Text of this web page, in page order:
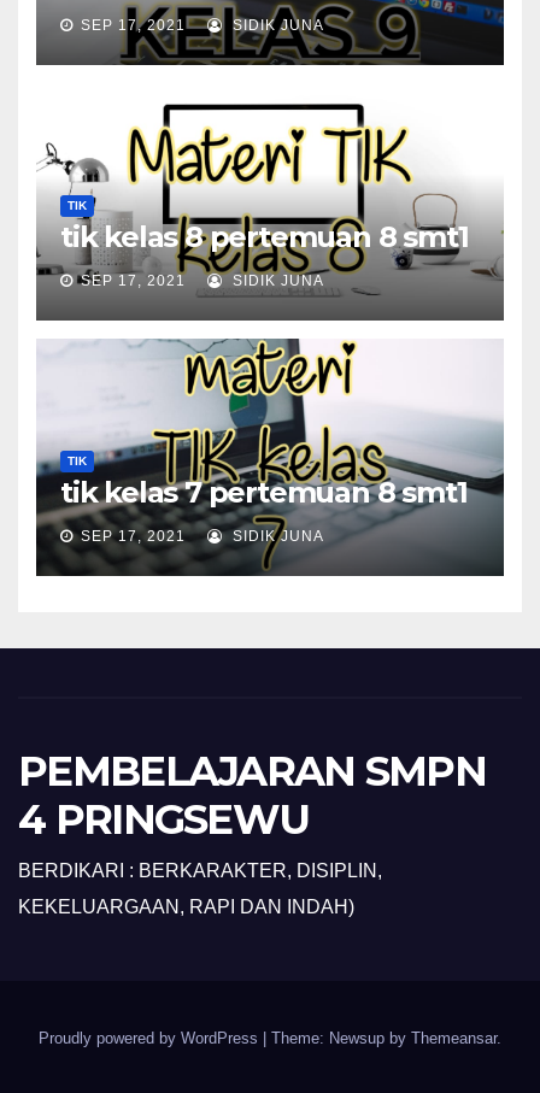
SEP 17, 2021 SIDIK JUNA
TIK
tik kelas 8 pertemuan 8 smt1
SEP 17, 2021 SIDIK JUNA
TIK
tik kelas 7 pertemuan 8 smt1
SEP 17, 2021 SIDIK JUNA
PEMBELAJARAN SMPN
4 PRINGSEWU
BERDIKARI : BERKARAKTER, DISIPLIN,
KEKELUARGAAN, RAPI DAN INDAH)
Proudly powered by WordPress | Theme: Newsup by Themeansar.